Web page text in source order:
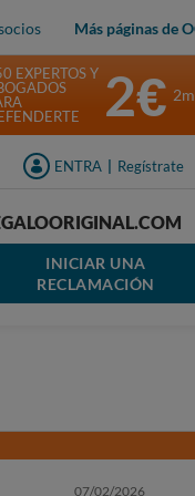
Más páginas de
ENTRA Regístrate
EXPERTOS Y 2€
INICIAR UNA
RECLAMACIÓN
07/02/2026